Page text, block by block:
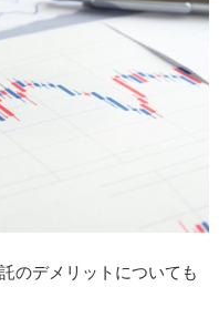
のデメリットについても